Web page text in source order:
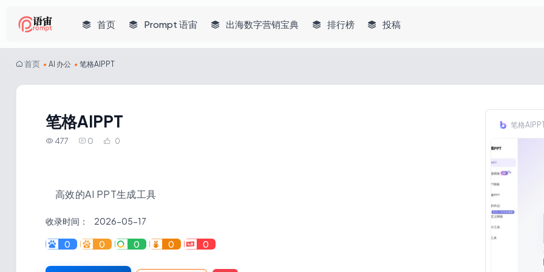
首页 Prompt 语宙 出海数字营销宝典 排行榜 投稿
首页 • AI 办公 • 笔格AIPPT
笔格AIPPT
477 0 0
高效的AI PPT生成工具
收录时间： 2026-05-17
0 0 0 0 0
笔格